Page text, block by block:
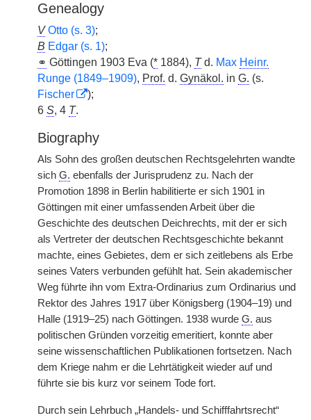
Genealogy
V Otto (s. 3);
B Edgar (s. 1);
⚭ Göttingen 1903 Eva (* 1884), Td. Max Heinr.
Runge (1849–1909), Prof. d. Gynäkol. in G. (s.
Fischer
);
6 S, 4 T.
Biography
Als Sohn des großen deutschen Rechtsgelehrten wandte
sich G. ebenfalls der Jurisprudenz zu. Nach der
Promotion 1898 in Berlin habilitierte er sich 1901 in
Göttingen mit einer umfassenden Arbeit über die
Geschichte des deutschen Deichrechts, mit der er sich
als Vertreter der deutschen Rechtsgeschichte bekannt
machte, eines Gebietes, dem er sich zeitlebens als Erbe
seines Vaters verbunden gefühlt hat. Sein akademischer
Weg führte ihn vom Extra-Ordinarius zum Ordinarius und
Rektor des Jahres 1917 über Königsberg (1904–19) und
Halle (1919–25) nach Göttingen. 1938 wurde G. aus
politischen Gründen vorzeitig emeritiert, konnte aber
seine wissenschaftlichen Publikationen fortsetzen. Nach
dem Kriege nahm er die Lehrtätigkeit wieder auf und
führte sie bis kurz vor seinem Tode fort.
Durch sein Lehrbuch „Handels- und Schifffahrtsrecht“